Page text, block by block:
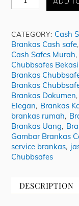
Chubbsafes
Cash
Safes
M35
quantity
CATEGORY: Cash
Brankas Cash safe,
Cash Safes Murah,
Chubbsafes Bekasi
Brankas
Brankas
Brankas Dokumen,
Elegan, Brankas
brankas rumah,
Brankas Uang,
Gambar Brankas
service brankas,
Chubbsafes
DESCRIPTION